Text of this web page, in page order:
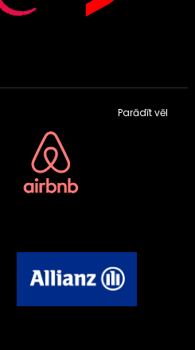
Parādīt vēl